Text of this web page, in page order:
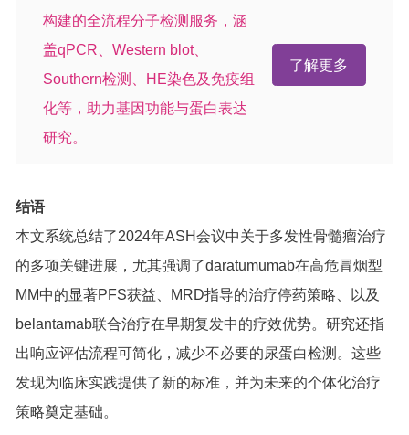
构建的全流程分子检测服务，涵
盖qPCR、Western blot、
Southern检测、HE染色及免疫组
化等，助力基因功能与蛋白表达
研究。
了解更多
结语
本文系统总结了2024年ASH会议中关于多发性骨髓瘤治疗
的多项关键进展，尤其强调了daratumumab在高危冒烟型
MM中的显著PFS获益、MRD指导的治疗停药策略、以及
belantamab联合治疗在早期复发中的疗效优势。研究还指
出响应评估流程可简化，减少不必要的尿蛋白检测。这些
发现为临床实践提供了新的标准，并为未来的个体化治疗
策略奠定基础。